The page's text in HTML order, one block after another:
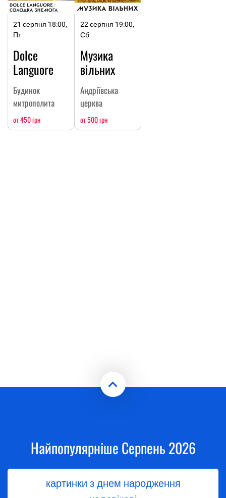
21 серпня 18:00,
Пт
Dolce
Languore
Будинок
митрополита
от 450 грн
22 серпня 19:00,
Сб
Музика
вільних
Андріївська
церква
от 500 грн
Найпопулярніше Серпень 2026
картинки з днем народження